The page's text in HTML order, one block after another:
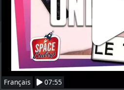
Français 07:55